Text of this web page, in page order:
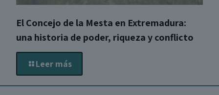
El Concejo de la Mesta en Extremadura:
una historia de poder, riqueza y conflicto
Leer más